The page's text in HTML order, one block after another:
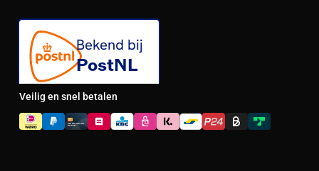
Veilig en snel betalen